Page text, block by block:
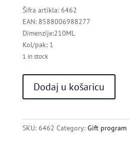
Šifra artikla: 6462
EAN: 8588006988277
Dimenzije:210ML
Kol/pak: 1
1 in stock
ČAŠA
SWAROWSKI
Dodaj u košaricu
SKU: 6462 Category: Gift program